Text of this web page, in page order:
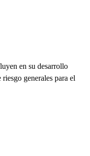
en su desarrollo
generales para el